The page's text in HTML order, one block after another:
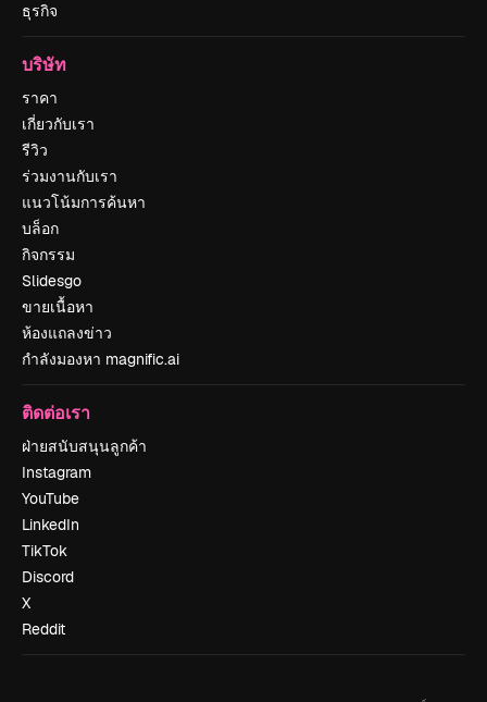
ธุรกิจ
บริษัท
ราคา
เกี่ยวกับเรา
รีวิว
ร่วมงานกับเรา
แนวโน้มการค้นหา
บล็อก
กิจกรรม
Slidesgo
ขายเนื้อหา
ห้องแถลงข่าว
กำลังมองหา magnific.ai
ติดต่อเรา
ฝ่ายสนับสนุนลูกค้า
Instagram
YouTube
LinkedIn
TikTok
Discord
X
Reddit